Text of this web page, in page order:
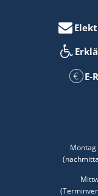
E-
Montag